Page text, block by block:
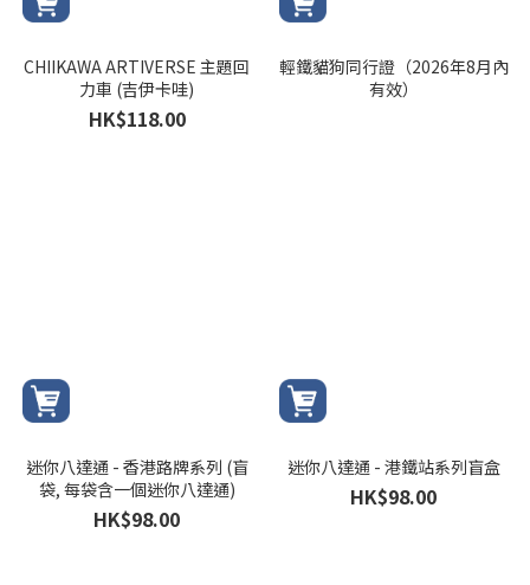
CHIIKAWA ARTIVERSE 主題回
力車 (吉伊卡哇)
HK$118.00
輕鐵貓狗同行證（2026年8月內
有效）
迷你八達通 - 香港路牌系列 (盲
袋, 每袋含一個迷你八達通)
HK$98.00
迷你八達通 - 港鐵站系列盲盒
HK$98.00